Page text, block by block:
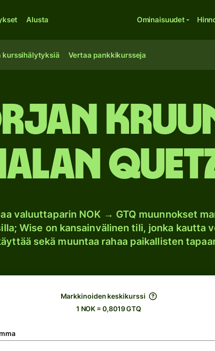
Alusta Ominaisuudet
kurssihälytyksiä Vertaa pankkikursseja
valuuttaparin NOK → GTQ muunnokset
Wise on kansainvälinen tili, jonka kautta
sekä muuntaa rahaa paikallisten
Markkinoiden keskikurssi
1 NOK = 0,8019 GTQ